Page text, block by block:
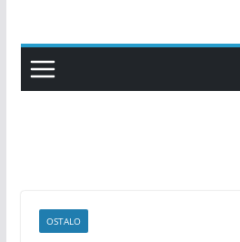
content
OSTALO